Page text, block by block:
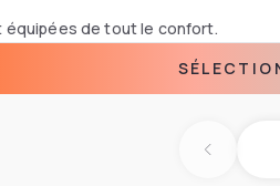
équipées de tout le confort.